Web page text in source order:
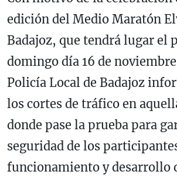
edición del Medio Maratón
Badajoz, que tendrá lugar el
domingo día 16 de
Policía Local de Badajoz
los cortes de tráfico en
donde pase la prueba para
seguridad de los
funcionamiento y desarrollo